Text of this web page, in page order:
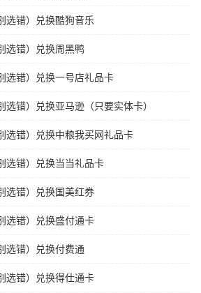
选错）兑换酷狗音乐
选错）兑换周黑鸭
选错）兑换一号店礼品卡
错）兑换亚马逊（只要实体卡）
选错）兑换中粮我买网礼品卡
选错）兑换当当礼品卡
选错）兑换国美红券
选错）兑换盛付通卡
选错）兑换付费通
选错）兑换得仕通卡